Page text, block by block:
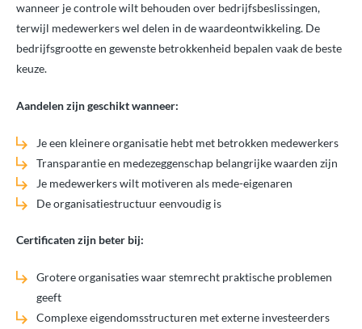
wanneer je controle wilt behouden over bedrijfsbeslissingen,
terwijl medewerkers wel delen in de waardeontwikkeling. De
bedrijfsgrootte en gewenste betrokkenheid bepalen vaak de beste
keuze.
Aandelen zijn geschikt wanneer:
Je een kleinere organisatie hebt met betrokken medewerkers
Transparantie en medezeggenschap belangrijke waarden zijn
Je medewerkers wilt motiveren als mede-eigenaren
De organisatiestructuur eenvoudig is
Certificaten zijn beter bij:
Grotere organisaties waar stemrecht praktische problemen
geeft
Complexe eigendomsstructuren met externe investeerders